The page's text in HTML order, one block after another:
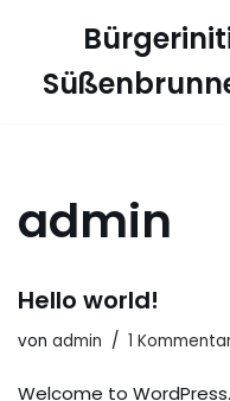
Inhalt
admin
Hello world!
von admin 1
Welcome to